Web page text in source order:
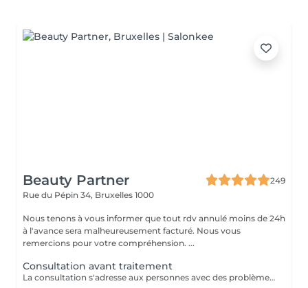
Beauty Partner
249
Rue du Pépin 34, Bruxelles 1000
Nous tenons à vous informer que tout rdv annulé moins de 24h
à l'avance sera malheureusement facturé. Nous vous
remercions pour votre compréhension. ...
Consultation avant traitement
La consultation s'adresse aux personnes avec des problèmes de peau tels que: acnée inflammatoire, acnée rétentionnelle, et tout autre forme d'acnée, mais également la couperose, rosacée. Cette consultation est menée par Deborah, qui est un cosmétologue spécialisée dans le domaine. Elle s'est formée auprès de médecin, dermatologue, diététicienne ainsi qu'autres cosmétologues. La consultation est obligatoire pour toutes personnes qui vient pour la première fois consulter Deborah. En effet, l'acnée est une maladie et peut avoir diverses origines. Dès lors, il est indispensable d'avoir une approche holistique (prendre le tout en considération) afin de pouvoir réellement la traiter. Faute de quoi, l'acné reviendra.